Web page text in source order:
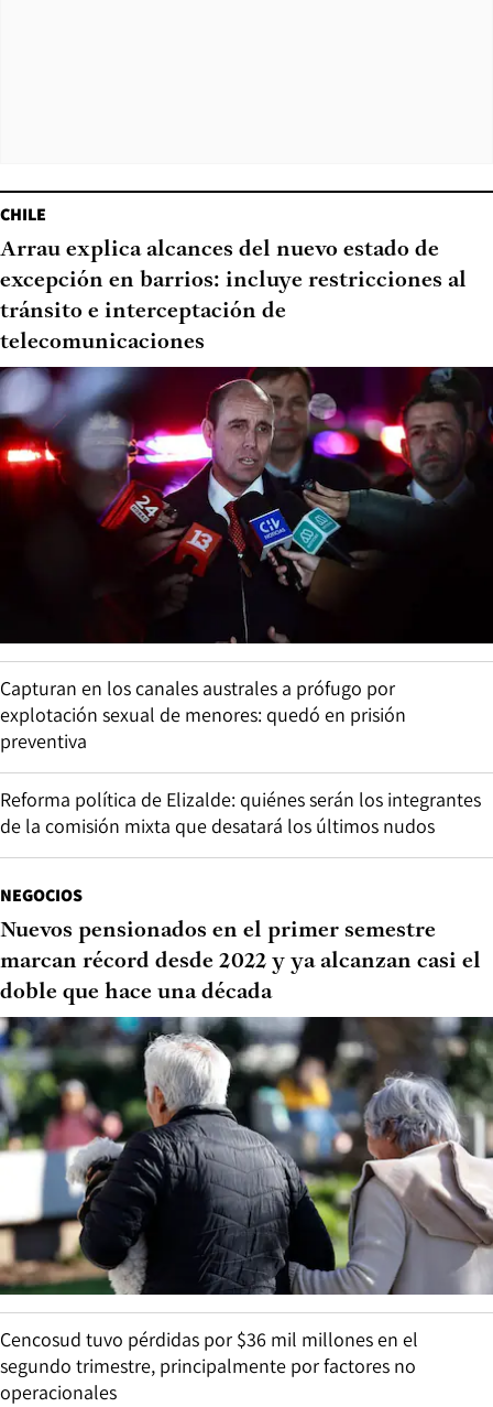
CHILE
Arrau explica alcances del nuevo estado de
excepción en barrios: incluye restricciones al
tránsito e interceptación de
telecomunicaciones
Capturan en los canales australes a prófugo por
explotación sexual de menores: quedó en prisión
preventiva
Reforma política de Elizalde: quiénes serán los integrantes
de la comisión mixta que desatará los últimos nudos
NEGOCIOS
Nuevos pensionados en el primer semestre
marcan récord desde 2022 y ya alcanzan casi el
doble que hace una década
Cencosud tuvo pérdidas por $36 mil millones en el
segundo trimestre, principalmente por factores no
operacionales